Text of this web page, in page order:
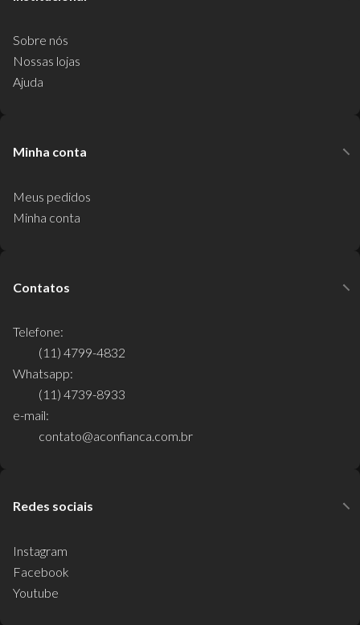
Sobre nós
Nossas lojas
Ajuda
Minha conta
Meus pedidos
Minha conta
Contatos
Telefone:
(11) 4799-4832
Whatsapp:
(11) 4739-8933
e-mail:
contato@aconfianca.com.br
Redes sociais
Instagram
Facebook
Youtube